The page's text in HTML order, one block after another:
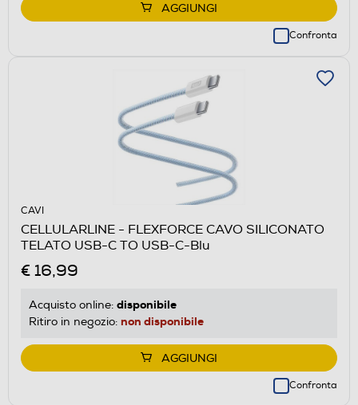
AGGIUNGI
Confronta
CAVI
CELLULARLINE - FLEXFORCE CAVO SILICONATO
TELATO USB-C TO USB-C-Blu
€ 16,99
Acquisto online: disponibile
Ritiro in negozio: non disponibile
AGGIUNGI
Confronta